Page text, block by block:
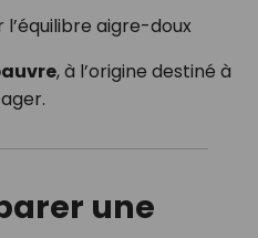
aigre-doux
, à l’origine destiné à
une